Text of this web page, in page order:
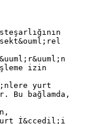
izin
yurt
bağlamda,
İ&ccedil;i